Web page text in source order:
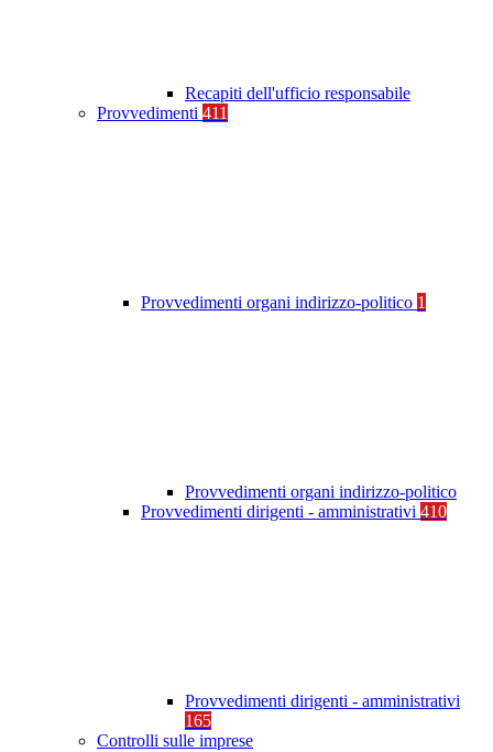
Recapiti dell'ufficio responsabile
Provvedimenti 411
Provvedimenti organi indirizzo-politico 1
Provvedimenti organi indirizzo-politico
Provvedimenti dirigenti - amministrativi 410
Provvedimenti dirigenti - amministrativi
165
Controlli sulle imprese